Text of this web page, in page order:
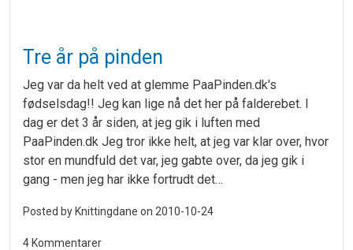
Tre år på pinden
Jeg var da helt ved at glemme PaaPinden.dk's
fødselsdag!! Jeg kan lige nå det her på falderebet. I
dag er det 3 år siden, at jeg gik i luften med
PaaPinden.dk Jeg tror ikke helt, at jeg var klar over, hvor
stor en mundfuld det var, jeg gabte over, da jeg gik i
gang - men jeg har ikke fortrudt det…
Posted by Knittingdane on 2010-10-24
4 Kommentarer